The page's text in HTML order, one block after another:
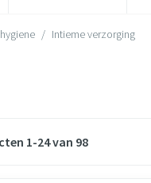
/ Intieme verzorging
1-24van 98